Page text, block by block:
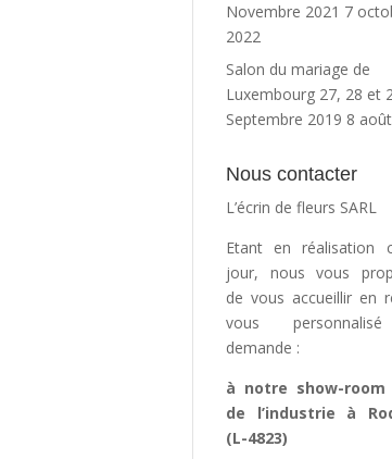
Novembre 2021 7
2022
Salon du mariage de
Luxembourg 27, 28 et
Septembre 2019 8
Nous contacter
L’écrin de fleurs SARL
Etant en réalisation
jour, nous vous
de vous accueillir en
vous
demande :
à notre show-room
de l’industrie à
(L-4823)